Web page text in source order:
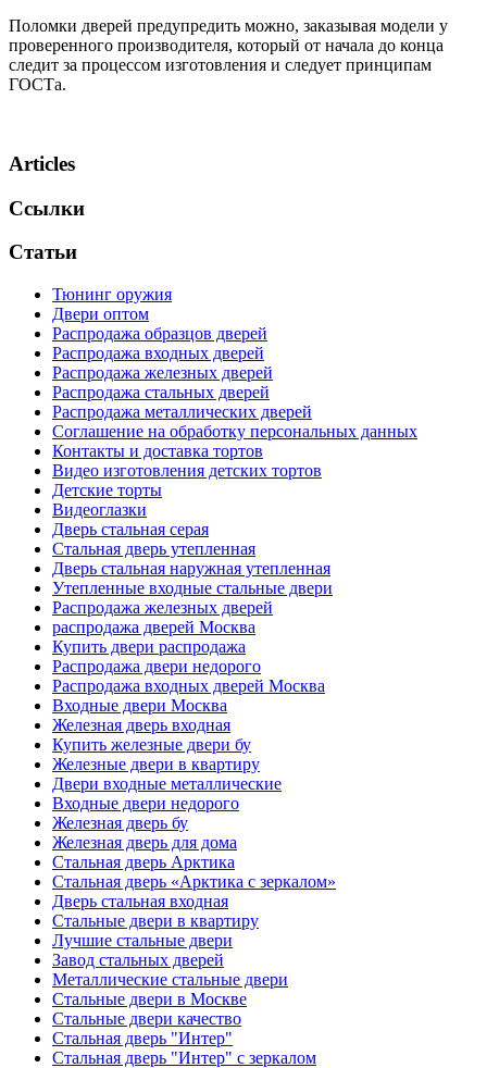
Поломки дверей предупредить можно, заказывая модели у
проверенного производителя, который от начала до конца
следит за процессом изготовления и следует принципам
ГОСТа.
Articles
Ссылки
Статьи
Тюнинг оружия
Двери оптом
Распродажа образцов дверей
Распродажа входных дверей
Распродажа железных дверей
Распродажа стальных дверей
Распродажа металлических дверей
Соглашение на обработку персональных данных
Контакты и доставка тортов
Видео изготовления детских тортов
Детские торты
Видеоглазки
Дверь стальная серая
Стальная дверь утепленная
Дверь стальная наружная утепленная
Утепленные входные стальные двери
Распродажа железных дверей
распродажа дверей Москва
Купить двери распродажа
Распродажа двери недорого
Распродажа входных дверей Москва
Входные двери Москва
Железная дверь входная
Купить железные двери бу
Железные двери в квартиру
Двери входные металлические
Входные двери недорого
Железная дверь бу
Железная дверь для дома
Стальная дверь Арктика
Стальная дверь «Арктика с зеркалом»
Дверь стальная входная
Стальные двери в квартиру
Лучшие стальные двери
Завод стальных дверей
Металлические стальные двери
Стальные двери в Москве
Стальные двери качество
Стальная дверь "Интер"
Стальная дверь "Интер" с зеркалом